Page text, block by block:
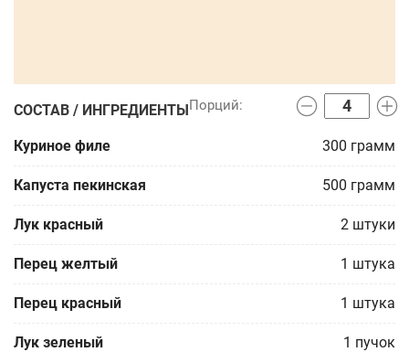
СОСТАВ / ИНГРЕДИЕНТЫ
Куриное филе 300 грамм
Капуста пекинская 500 грамм
Лук красный 2 штуки
Перец желтый 1 штука
Перец красный 1 штука
Лук зеленый 1 пучок